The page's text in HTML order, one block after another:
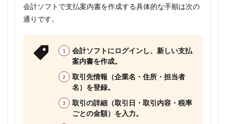
会計ソフトで支払案内書を作成する具体的な手順は次の
通りです。
会計ソフトにログインし、新しい支払
案内書を作成。
取引先情報（企業名・住所・担当者
名）を登録。
取引の詳細（取引日・取引内容・税率
ごとの金額）を入力。